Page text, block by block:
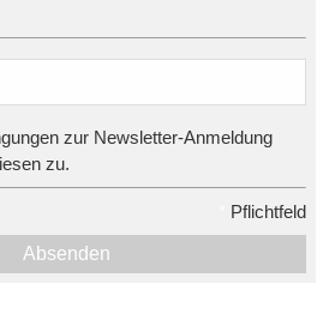
zur Newsletter-Anmeldung
zu.
Pflichtfeld
Absenden